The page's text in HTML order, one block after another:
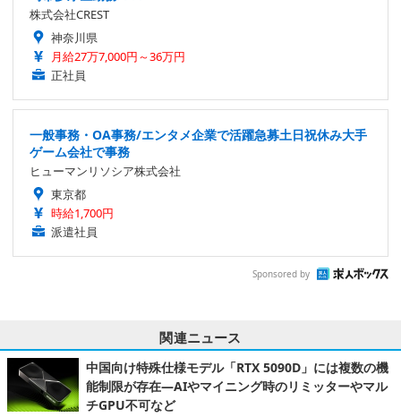
株式会社CREST
神奈川県
月給27万7,000円～36万円
正社員
一般事務・OA事務/エンタメ企業で活躍急募土日祝休み大手
ゲーム会社で事務
ヒューマンリソシア株式会社
東京都
時給1,700円
派遣社員
Sponsored by
関連ニュース
中国向け特殊仕様モデル「RTX 5090D」には複数の機
能制限が存在―AIやマイニング時のリミッターやマル
チGPU不可など